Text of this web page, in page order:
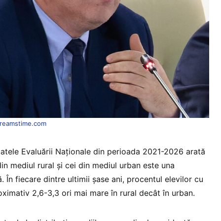
Evaluării Naționale din perioada 2021-2026 arată
mediul rural și cei din mediul urban este una
În fiecare dintre ultimii șase ani, procentul elevilor cu
2,6-3,3 ori mai mare în rural decât în urban.